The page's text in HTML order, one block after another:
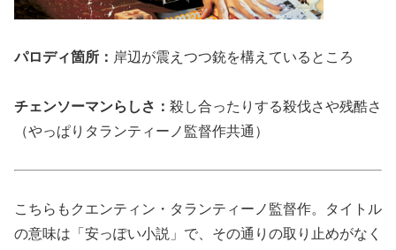
パロディ箇所： 岸辺が震えつつ銃を構えているところ
チェンソーマンらしさ： 殺し合ったりする殺伐さや残酷さ
（やっぱりタランティーノ監督作共通）
こちらもクエンティン・タランティーノ監督作。タイトル
の意味は「安っぽい小説」で、その通りの取り止めがなく